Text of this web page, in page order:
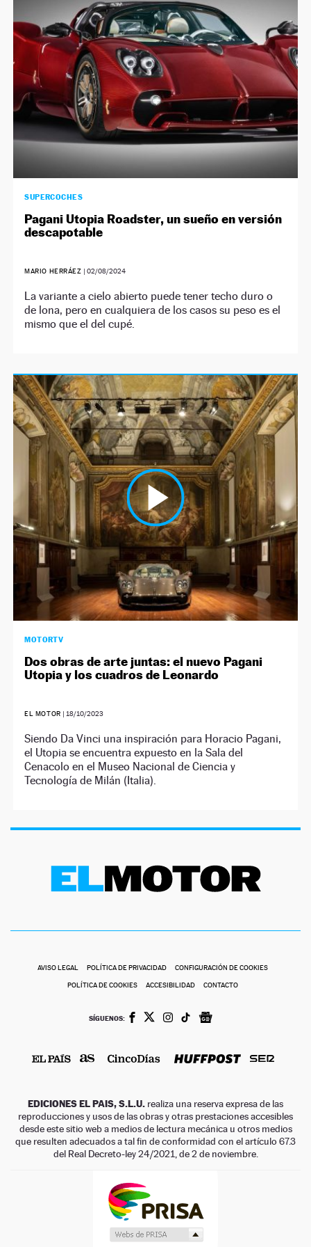
SÍGUENOS
SUPERCOCHES
Pagani Utopia Roadster, un sueño en versión
descapotable
MARIO HERRÁEZ | 02/08/2024
La variante a cielo abierto puede tener techo duro o
de lona, pero en cualquiera de los casos su peso es el
mismo que el del cupé.
MOTORTV
Dos obras de arte juntas: el nuevo Pagani
Utopia y los cuadros de Leonardo
EL MOTOR | 18/10/2023
Siendo Da Vinci una inspiración para Horacio Pagani,
el Utopia se encuentra expuesto en la Sala del
Cenacolo en el Museo Nacional de Ciencia y
Tecnología de Milán (Italia).
AVISO LEGAL POLÍTICA DE PRIVACIDAD CONFIGURACIÓN DE COOKIES
POLÍTICA DE COOKIES ACCESIBILIDAD CONTACTO
SÍGUENOS:
EDICIONES EL PAIS, S.L.U. realiza una reserva expresa de las
reproducciones y usos de las obras y otras prestaciones accesibles
desde este sitio web a medios de lectura mecánica u otros medios
que resulten adecuados a tal fin de conformidad con el artículo 67.3
del Real Decreto-ley 24/2021, de 2 de noviembre.